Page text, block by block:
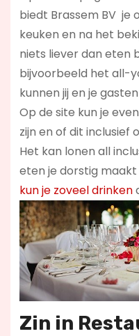
biedt Brassem BV je
keuken en na het
niets liever dan eten
bijvoorbeeld het all-
kunnen jij en je
Op de site kun je
zijn en of dit inclusief
Het kan lonen all
eten je dorstig
kun je zoveel drinken
Zin in